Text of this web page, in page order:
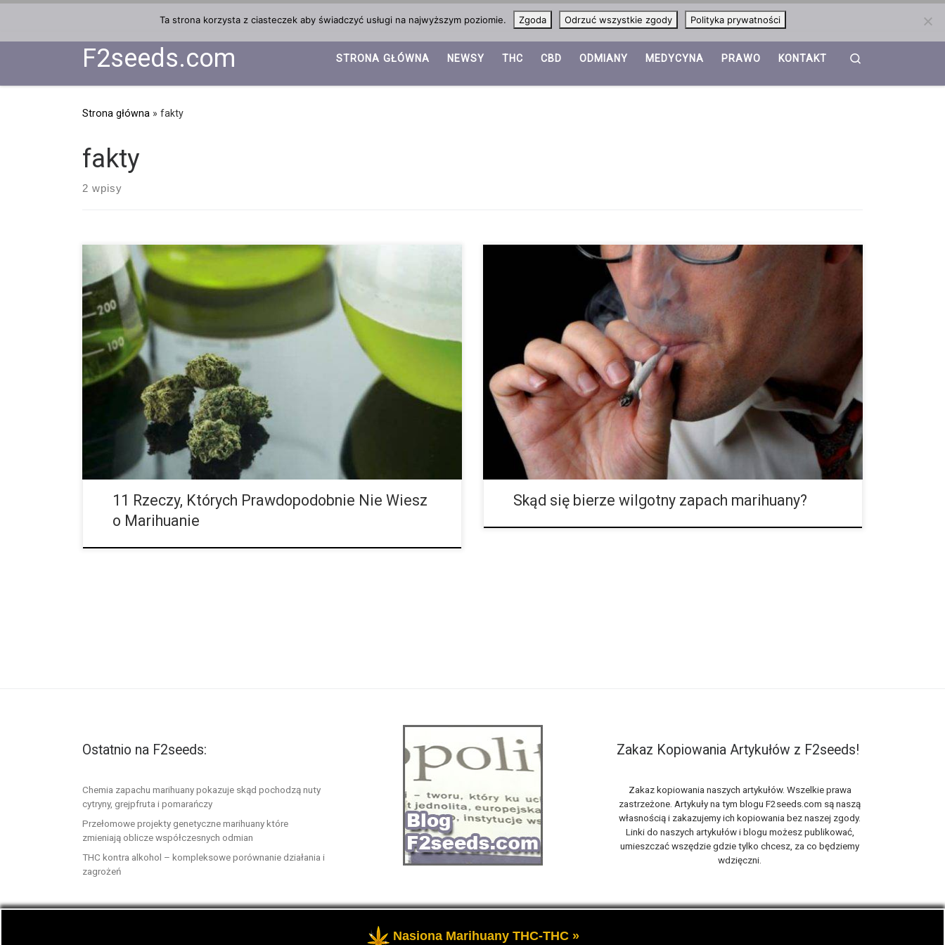
F2seeds.com STRONA GŁÓWNA NEWSY THC CBD ODMIANY MEDYCYNA PRAWO KONTAKT
Strona główna » fakty
fakty
2 wpisy
Większość krajów na świecie albo zdekryminalizowała marihuanę, albo
zalegalizowała ją do celów medycznych. Jeśli chodzi o USA, trudno w to uwierzyć,
biorąc pod uwagę, jak silny zakaz utrzymuje się w większości kraju, ale 27 stanów
USA zdekryminalizowało posiadanie konopi indyjskich, zalegalizowało posiadanie jej
i sprzedaż detaliczną na podstawie licencji, zalegalizowało do celów medycznych. 1.
Cannabis to starożytna roślina Roślina cannabis nie jest niczym nowym, podobnie jak
jej wykorzystanie. Na przykład; […]
11 Rzeczy, Których Prawdopodobnie Nie Wiesz
o Marihuanie
Pewnie kochasz wilgotny zapach wydobywający się ze świeżej porcji marihuany, ale
czy zastanawiałeś się kiedyś skąd on się bierze i co jest za niego odpowiedzialne?
Jak często po prostu wąchasz marihuanę? Zrób to teraz, pachnie pięknie prawda?
Czy zastanawiałeś się kiedykolwiek skąd bierze się jej apetyczny, wilgotny zapach?
Zgadujemy, że nie. Prawdopodobnie raczej zastanawiałeś się nad tym, jak go ukryć!
Jednak dlaczego niektóre odmiany pachną benzyną, jak ma to w […]
Skąd się bierze wilgotny zapach marihuany?
Ostatnio na F2seeds:
Chemia zapachu marihuany pokazuje skąd pochodzą nuty
cytryny, grejpfruta i pomarańczy
Przełomowe projekty genetyczne marihuany które
zmieniają oblicze współczesnych odmian
THC kontra alkohol – kompleksowe porównanie działania i
zagrożeń
Zakaz Kopiowania Artykułów z F2seeds!
Zakaz kopiowania naszych artykułów. Wszelkie prawa
zastrzeżone. Artykuły na tym blogu F2seeds.com są naszą
własnością i zakazujemy ich kopiowania bez naszej zgody.
Linki do naszych artykułów i blogu możesz publikować,
umieszczać wszędzie gdzie tylko chcesz, za co będziemy
wdzięczni.
Ta strona korzysta z ciasteczek aby świadczyć usługi na najwyższym poziomie. Zgoda Odrzuć wszystkie zgody Polityka prywatności
Nasiona Marihuany THC-THC »